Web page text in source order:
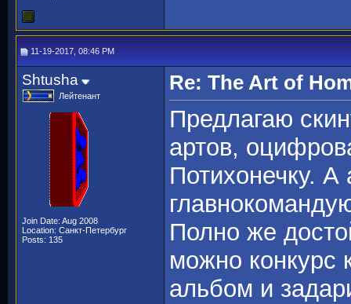
11-19-2017, 08:46 PM
Shtusha
Лейтенант
Join Date: Aug 2008
Location: Санкт-Петербург
Posts: 135
Re: The Art of
Предлагаю
артов,
Потихонечку.
Полно же
можно конкурс
альбом и